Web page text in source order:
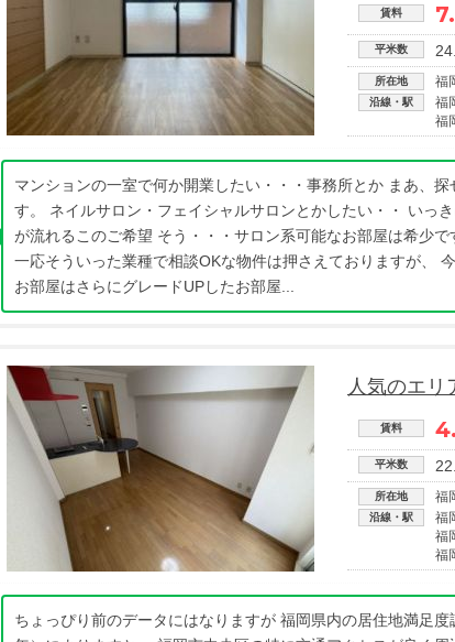
賃料
平米数
所在地 福
沿線・駅
福
福
マンションの一室で何か開業したい・・・事務所とか まあ、探
す。 ネイルサロン・フェイシャルサロンとかしたい・・ いっ
が流れるこのご希望 そう・・・サロン系可能なお部屋は希少で
一応そういった業種で相談OKな物件は押さえておりますが、
お部屋はさらにグレードUPしたお部屋...
人気のエリ
賃料
平米数
所在地 福
沿線・駅
福
福
福
ちょっぴり前のデータにはなりますが 福岡県内の居住地満足度